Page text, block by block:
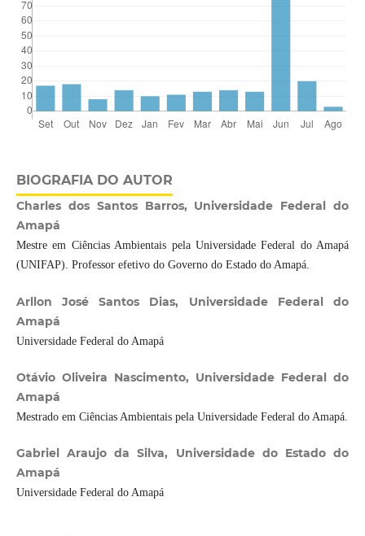
BIOGRAFIA DO AUTOR
Charles dos Santos Barros, Universidade Federal do
Amapá
Mestre em Ciências Ambientais pela Universidade Federal do Amapá
(UNIFAP). Professor efetivo do Governo do Estado do Amapá.
Arllon José Santos Dias, Universidade Federal do
Amapá
Universidade Federal do Amapá
Otávio Oliveira Nascimento, Universidade Federal do
Amapá
Mestrado em Ciências Ambientais pela Universidade Federal do Amapá.
Gabriel Araujo da Silva, Universidade do Estado do
Amapá
Universidade Federal do Amapá